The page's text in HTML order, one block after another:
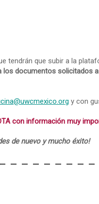
tendrán que subir a la
los documentos solicitados
y con
con información muy
de nuevo y mucho éxito!
– – – – – – – –